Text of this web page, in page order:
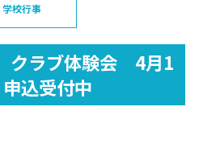
学校行事
クラブ体験会 4月1
込受付中